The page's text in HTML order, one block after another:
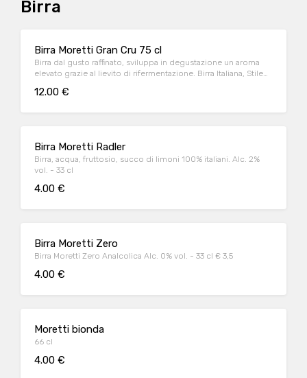
Birra
Birra Moretti Gran Cru 75 cl
Birra dal gusto raffinato, sviluppa in degustazione un aroma
elevato grazie al lievito di rifermentazione. Birra Italiana, Stile
12.00 €
Birra Moretti Radler
Birra, acqua, fruttosio, succo di limoni 100% italiani. Alc. 2%
vol. - 33 cl
4.00 €
Birra Moretti Zero
Birra Moretti Zero Analcolica Alc. 0% vol. - 33 cl € 3,5
4.00 €
Moretti bionda
66 cl
4.00 €